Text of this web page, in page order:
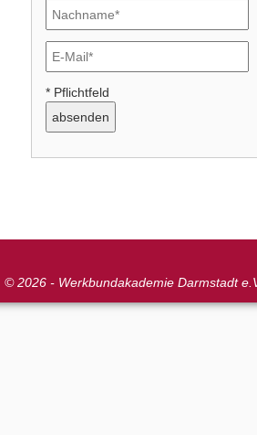
* Pflichtfeld
© 2026 - Werkbundakademie Darmstadt